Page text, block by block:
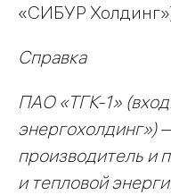
«СИБУР
Справка
ПАО «ТГК-1»
энергохолдинг»)
производитель и
и тепловой